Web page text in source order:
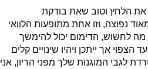
את הלחץ וטוב שאת בודקת
נפוצה, וזו אחת מתופעות הלוואי
מה לחשוש, הדימום יכול להימשך
אך ייתכן ויהיו שינויים קלים
לגבי המוגנות שלך מפני הריון, אני